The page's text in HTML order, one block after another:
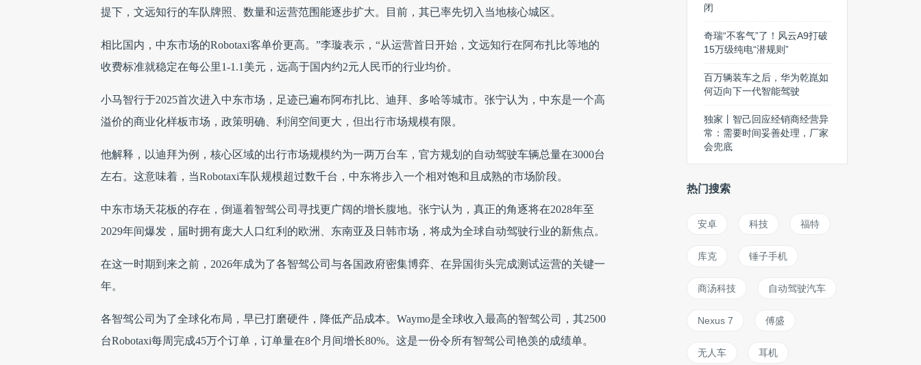
提下，文远知行的车队牌照、数量和运营范围能逐步扩大。目前，其已率先切入当地核心城区。
相比国内，中东市场的Robotaxi客单价更高。”李璇表示，“从运营首日开始，文远知行在阿布扎比等地的
收费标准就稳定在每公里1-1.1美元，远高于国内约2元人民币的行业均价。
小马智行于2025首次进入中东市场，足迹已遍布阿布扎比、迪拜、多哈等城市。张宁认为，中东是一个高
溢价的商业化样板市场，政策明确、利润空间更大，但出行市场规模有限。
他解释，以迪拜为例，核心区域的出行市场规模约为一两万台车，官方规划的自动驾驶车辆总量在3000台
左右。这意味着，当Robotaxi车队规模超过数千台，中东将步入一个相对饱和且成熟的市场阶段。
中东市场天花板的存在，倒逼着智驾公司寻找更广阔的增长腹地。张宁认为，真正的角逐将在2028年至
2029年间爆发，届时拥有庞大人口红利的欧洲、东南亚及日韩市场，将成为全球自动驾驶行业的新焦点。
在这一时期到来之前，2026年成为了各智驾公司与各国政府密集博弈、在异国街头完成测试运营的关键一
年。
各智驾公司为了全球化布局，早已打磨硬件，降低产品成本。Waymo是全球收入最高的智驾公司，其2500
台Robotaxi每周完成45万个订单，订单量在8个月间增长80%。这是一份令所有智驾公司艳羡的成绩单。
闭
奇瑞“不客气”了！风云A9打破
15万级纯电“潜规则”
百万辆装车之后，华为乾崑如
何迈向下一代智能驾驶
独家丨智己回应经销商经营异
常：需要时间妥善处理，厂家
会兜底
热门搜索
安卓 科技 福特
库克 锤子手机
商汤科技 自动驾驶汽车
Nexus 7 傅盛
无人车 耳机